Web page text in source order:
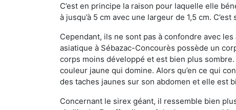
C’est en principe la raison pour laquelle elle
à jusqu’à 5 cm avec une largeur de 1,5 cm.
Cependant, ils ne sont pas à confondre avec
asiatique à Sébazac-Concourès possède un
corps moins développé et est bien plus
couleur jaune qui domine. Alors qu’en ce qui
des taches jaunes sur son abdomen et elle est
Concernant le sirex géant, il ressemble bien